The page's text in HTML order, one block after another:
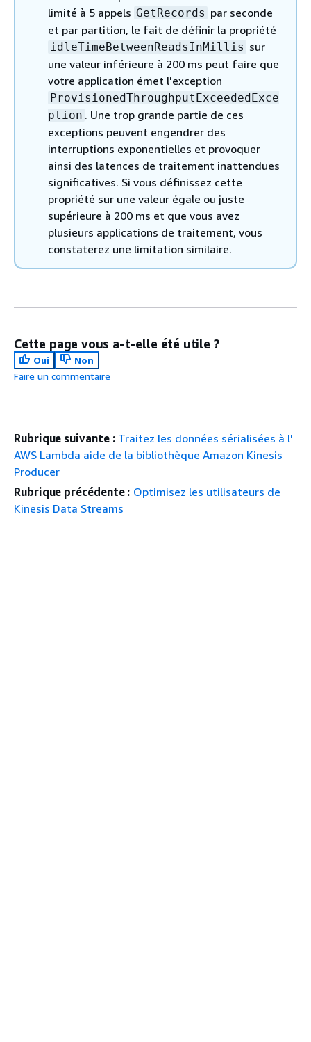
limité à 5 appels GetRecords par seconde
et par partition, le fait de définir la propriété
idleTimeBetweenReadsInMillis sur
une valeur inférieure à 200 ms peut faire que
votre application émet l'exception
ProvisionedThroughputExceededExce
ption . Une trop grande partie de ces
exceptions peuvent engendrer des
interruptions exponentielles et provoquer
ainsi des latences de traitement inattendues
significatives. Si vous définissez cette
propriété sur une valeur égale ou juste
supérieure à 200 ms et que vous avez
plusieurs applications de traitement, vous
constaterez une limitation similaire.
Cette page vous a-t-elle été utile ?
Oui
Non
Faire un commentaire
Rubrique suivante : Traitez les données sérialisées à l'
AWS Lambda aide de la bibliothèque Amazon Kinesis
Producer
Rubrique précédente : Optimisez les utilisateurs de
Kinesis Data Streams